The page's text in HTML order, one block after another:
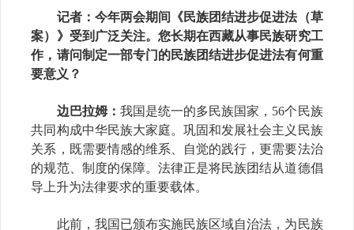
记者： 今年两会期间
《民族团结进步促进法（草
案）》受到广泛关注。您长期在西藏从事民族研究工
作，请问制定一部专门的民族团结进步促进法有何重
要意义？
边巴拉姆： 我国是统一的多民族国家， 56个民族
共同构成中华民族大家庭。巩固和发展社会主义民族
关系，既需要情感的维系、自觉的践行，更需要法治
的规范、制度的保障。法律正是将民族团结从道德倡
导上升为法律要求的重要载体。
此前，我国已颁布实施民族区域自治法，为民族